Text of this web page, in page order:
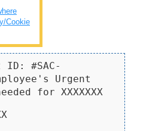
Cookie
#SAC-
Urgent
for XXXXXXX